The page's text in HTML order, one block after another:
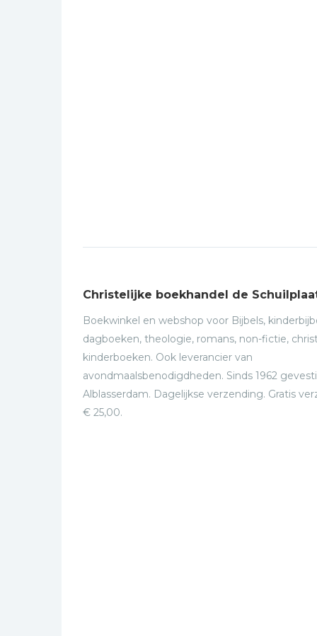
Christelijke boekhandel de
Boekwinkel en webshop voor Bijbels,
dagboeken, theologie, romans, non-fictie,
kinderboeken. Ook leverancier van
avondmaalsbenodigdheden. Sinds 1962
Alblasserdam. Dagelijkse verzending. Gratis
€ 25,00.